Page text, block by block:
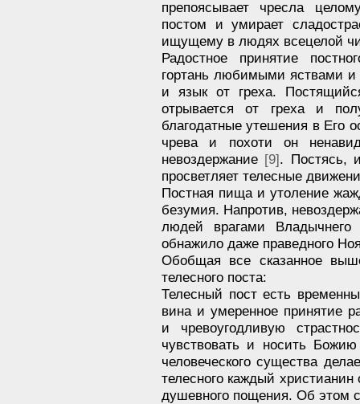
препоясывает чресла
постом и умирает
ищущему в людях всецелой
Радостное принятие
гортань любимыми яствами и
и язык от греха.
отрывается от греха и
благодатные утешения в Его
чрева и похоти он
невоздержание [9]. Постясь,
просветляет телесные
Постная пища и утоление
безумия. Напротив,
людей врагами Владычнего
обнажило даже праведного
Обобщая все сказанное
телесного поста:
Телесный пост есть
вина и умеренное принятие
и чревоугодливую
чувствовать и носить
человеческого существа
телесного каждый
душевного пощения. Об этом